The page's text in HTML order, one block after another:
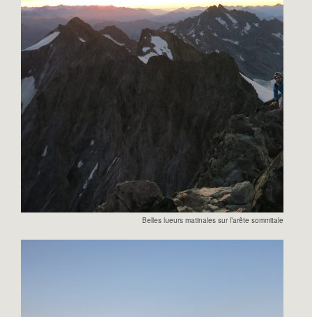
Belles lueurs matinales sur l’arête sommitale de la